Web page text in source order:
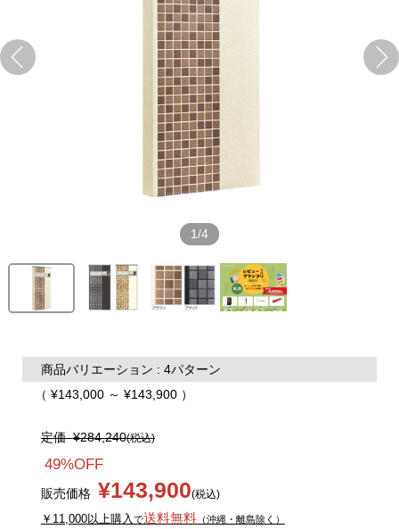
1/4
商品バリエーション : 4パターン
（ ¥143,000 ～ ¥143,900 ）
定価¥284,240(税込)
49%OFF
販売価格 ¥143,900(税込)
￥11,000以上購入 で送料無料（沖縄・離島除く）